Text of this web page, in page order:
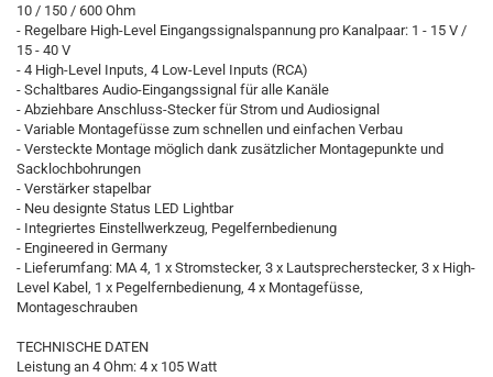
10 / 150 / 600 Ohm
- Regelbare High-Level Eingangssignalspannung pro Kanalpaar: 1 - 15 V /
15 - 40 V
- 4 High-Level Inputs, 4 Low-Level Inputs (RCA)
- Schaltbares Audio-Eingangssignal für alle Kanäle
- Abziehbare Anschluss-Stecker für Strom und Audiosignal
- Variable Montagefüsse zum schnellen und einfachen Verbau
- Versteckte Montage möglich dank zusätzlicher Montagepunkte und
Sacklochbohrungen
- Verstärker stapelbar
- Neu designte Status LED Lightbar
- Integriertes Einstellwerkzeug, Pegelfernbedienung
- Engineered in Germany
- Lieferumfang: MA 4, 1 x Stromstecker, 3 x Lautsprecherstecker, 3 x High-
Level Kabel, 1 x Pegelfernbedienung, 4 x Montagefüsse,
Montageschrauben
TECHNISCHE DATEN
Leistung an 4 Ohm: 4 x 105 Watt